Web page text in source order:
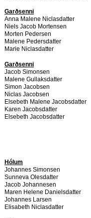
Garðsenni
Anna Malene Niclasdatter
Niels Jacob Mortensen
Morten Pedersen
Malene Pedersdatter
Marie Niclasdatter
Garðsenni
Jacob Simonsen
Malene Gullaksdatter
Simon Jacobsen
Niclas Jacobsen
Elsebeth Malene Jacobsdatter
Karen Jacobsdatter
Elsebeth Jacobsdatter
Hólum
Johannes Simonsen
Sunneva Olesdatter
Jacob Johannesen
Maren Helene Danielsdatter
Johannes Larsen
Elisabeth Niclasdatter